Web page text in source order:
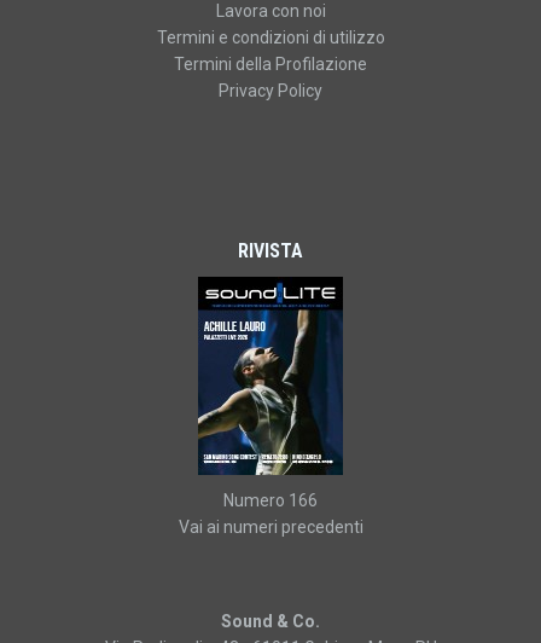
Lavora con noi
Termini e condizioni di utilizzo
Termini della Profilazione
Privacy Policy
RIVISTA
Numero 166
Vai ai numeri precedenti
Sound & Co.